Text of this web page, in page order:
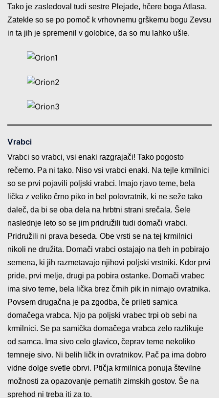
Tako je zasledoval tudi sestre Plejade, hčere boga Atlasa.
Zatekle so se po pomoč k vrhovnemu grškemu bogu Zevsu
in ta jih je spremenil v golobice, da so mu lahko ušle.
Vrabci
Vrabci so vrabci, vsi enaki razgrajači! Tako pogosto
rečemo. Pa ni tako. Niso vsi vrabci enaki. Na tejle krmilnici
so se prvi pojavili poljski vrabci. Imajo rjavo teme, bela
lička z veliko črno piko in bel polovratnik, ki ne seže tako
daleč, da bi se oba dela na hrbtni strani srečala. Šele
naslednje leto so se jim pridružili tudi domači vrabci.
Pridružili ni prava beseda. Obe vrsti se na tej krmilnici
nikoli ne družita. Domači vrabci ostajajo na tleh in pobirajo
semena, ki jih razmetavajo njihovi poljski vrstniki. Kdor prvi
pride, prvi melje, drugi pa pobira ostanke. Domači vrabec
ima sivo teme, bela lička brez črnih pik in nimajo ovratnika.
Povsem drugačna je pa zgodba, če prileti samica
domačega vrabca. Njo pa poljski vrabec trpi ob sebi na
krmilnici. Se pa samička domačega vrabca zelo razlikuje
od samca. Ima sivo celo glavico, čeprav teme nekoliko
temneje sivo. Ni belih ličk in ovratnikov. Pač pa ima dobro
vidne dolge svetle obrvi. Ptičja krmilnica ponuja številne
možnosti za opazovanje pernatih zimskih gostov. Še na
sprehod ni treba iti za to.